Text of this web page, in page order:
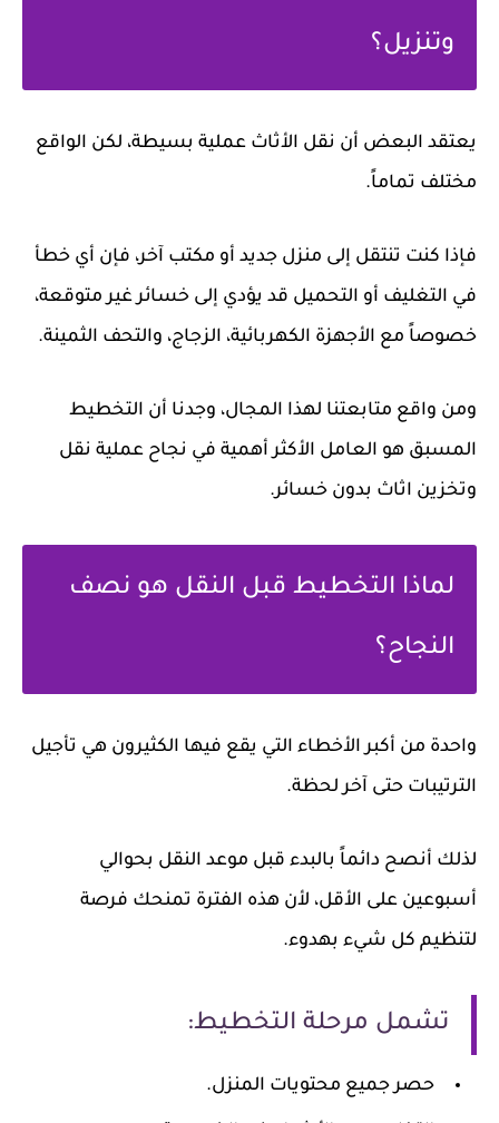
وتنزيل؟
يعتقد البعض أن نقل الأثاث عملية بسيطة، لكن الواقع
مختلف تماماً.
فإذا كنت تنتقل إلى منزل جديد أو مكتب آخر، فإن أي خطأ
في التغليف أو التحميل قد يؤدي إلى خسائر غير متوقعة،
خصوصاً مع الأجهزة الكهربائية، الزجاج، والتحف الثمينة.
ومن واقع متابعتنا لهذا المجال، وجدنا أن التخطيط
المسبق هو العامل الأكثر أهمية في نجاح عملية نقل
وتخزين اثاث بدون خسائر.
لماذا التخطيط قبل النقل هو نصف
النجاح؟
واحدة من أكبر الأخطاء التي يقع فيها الكثيرون هي تأجيل
الترتيبات حتى آخر لحظة.
لذلك أنصح دائماً بالبدء قبل موعد النقل بحوالي
أسبوعين على الأقل، لأن هذه الفترة تمنحك فرصة
لتنظيم كل شيء بهدوء.
تشمل مرحلة التخطيط:
حصر جميع محتويات المنزل.